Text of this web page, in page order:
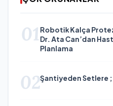
01 Robotik Kalça
Dr. Ata Can’dan
Planlama
02Şantiyeden Setlere ;